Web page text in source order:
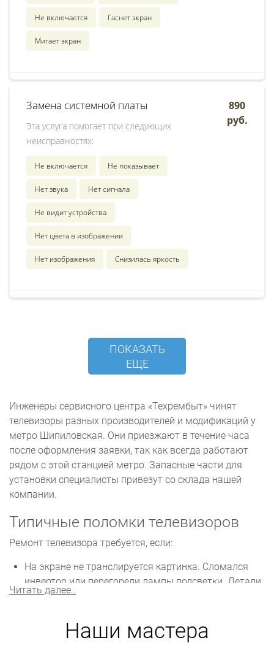
Не включается Гаснет экран
Мигает экран
Замена системной платы
Эта услуга помогает при следующих
неисправностях:
Не включается Не показывает
Нет звука Нет сигнала
Не видит устройства
Нет цвета в изображении
Нет изображения Снизилась яркость
890
руб.
ПОКАЗАТЬ
ЕЩЕ
Инженеры сервисного центра «Техрембыт» чинят
телевизоры разных производителей и модификаций у
метро Шипиловская. Они приезжают в течение часа
после оформления заявки, так как всегда работают
рядом с этой станцией метро. Запасные части для
установки специалисты привезут со склада нашей
компании.
Типичные поломки телевизоров
Ремонт телевизора требуется, если:
На экране не транслируется картинка. Сломался
инвертор или перегорели лампы подсветки. Детали
необходимо заменить.
Вероятны проблемы с прошивкой. Нужно
устанавливать новую или обновлять прошивку.
Читать далее..
Наши мастера